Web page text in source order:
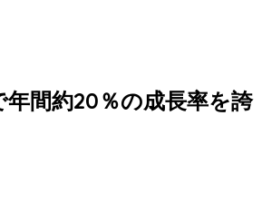
間約20％の成長率を誇